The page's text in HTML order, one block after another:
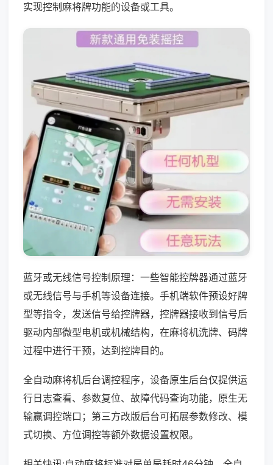
实现控制麻将牌功能的设备或工具。
蓝牙或无线信号控制原理：一些智能控牌器通过蓝牙
或无线信号与手机等设备连接。手机端软件预设好牌
型等指令，发送信号给控牌器，控牌器接收到信号后
驱动内部微型电机或机械结构，在麻将机洗牌、码牌
过程中进行干预，达到控牌目的。
全自动麻将机后台调控程序，设备原生后台仅提供运
行日志查看、参数复位、故障代码查询功能，原生无
输赢调控端口；第三方改版后台可拓展参数修改、模
式切换、方位调控等额外数据设置权限。